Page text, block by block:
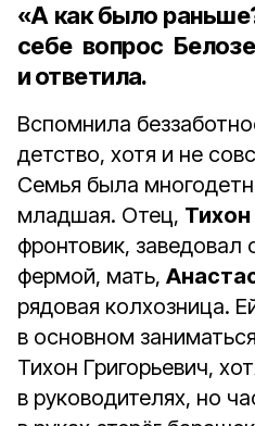
«А как было
себе вопрос
и ответила.
Вспомнила
детство, хотя и не
Семья была
младшая. Отец, Тихон
фронтовик, заведовал
фермой, мать,
рядовая колхозница.
в основном
Тихон Григорьевич,
в руководителях, но